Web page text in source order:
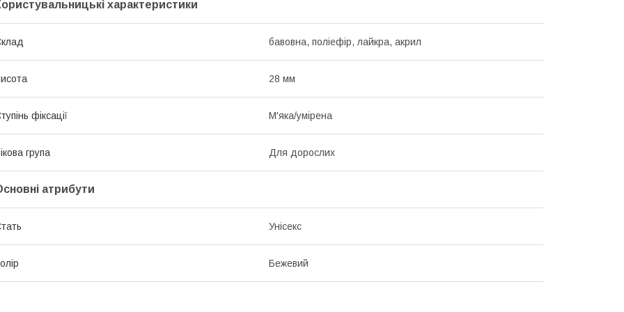
характеристики
бавовна, поліефір, лайкра, акрил
28 мм
фіксації М'яка/умірена
група Для дорослих
атрибути
Унісекс
Бежевий